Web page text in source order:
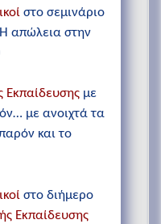
στο σεμινάριο
απώλεια στην
Εκπαίδευσης με
με ανοιχτά τα
και το
στο διήμερο
Εκπαίδευσης